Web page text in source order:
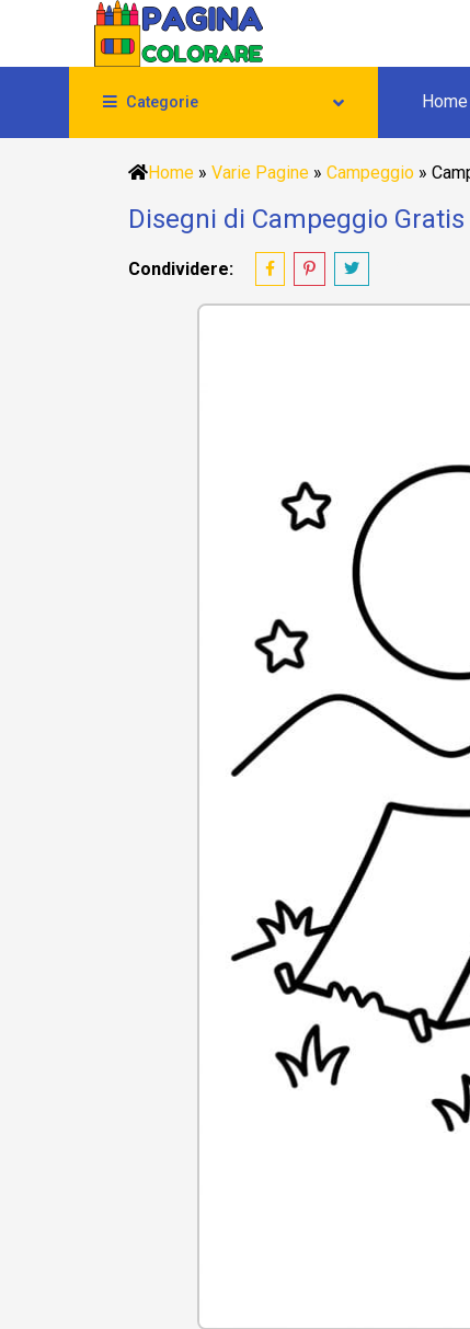
Categorie Home
Home » Varie Pagine » Campeggio »
Disegni di Campeggio
Condividere: